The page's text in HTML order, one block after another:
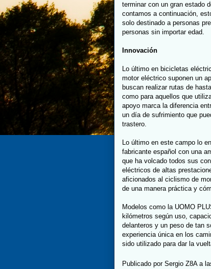
terminar con un gran estado
contamos a continuación,
solo destinado a personas
personas sin importar edad.
Innovación
Lo último en bicicletas
motor eléctrico suponen un
buscan realizar rutas de
como para aquellos que
apoyo marca la diferencia
un día de sufrimiento que
trastero.
Lo último en este campo lo
fabricante español con una
que ha volcado todos sus
eléctricos de altas
aficionados al ciclismo de
de una manera práctica y
Modelos como la UOMO
kilómetros según uso,
delanteros y un peso de tan
experiencia única en los
sido utilizado para dar la
Publicado por Sergio Z8A a